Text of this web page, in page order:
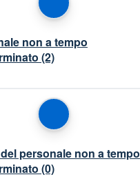
non a tempo
(2)
personale non a tempo
(0)